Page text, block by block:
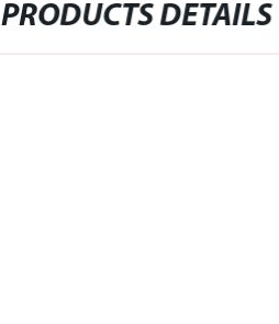
PRODUCTS DETAILS